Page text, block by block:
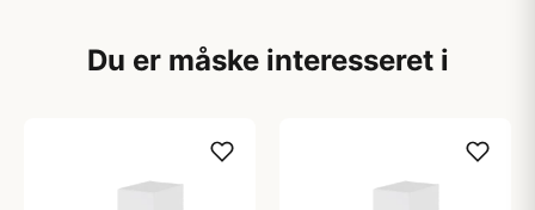
Du er måske interesseret i